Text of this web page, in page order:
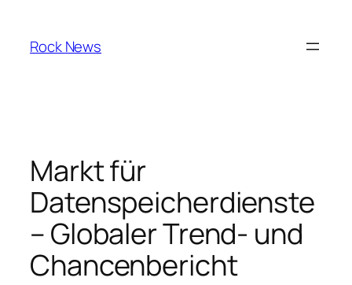
content
Rock News
Markt für
Datenspeicherdienste
– Globaler Trend- und
Chancenbericht